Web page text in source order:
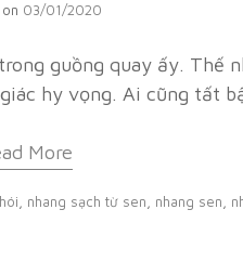
03/01/2020
guồng quay ấy. Thế
hy vọng. Ai cũng tất
More
nhang sạch từ sen nhang sen